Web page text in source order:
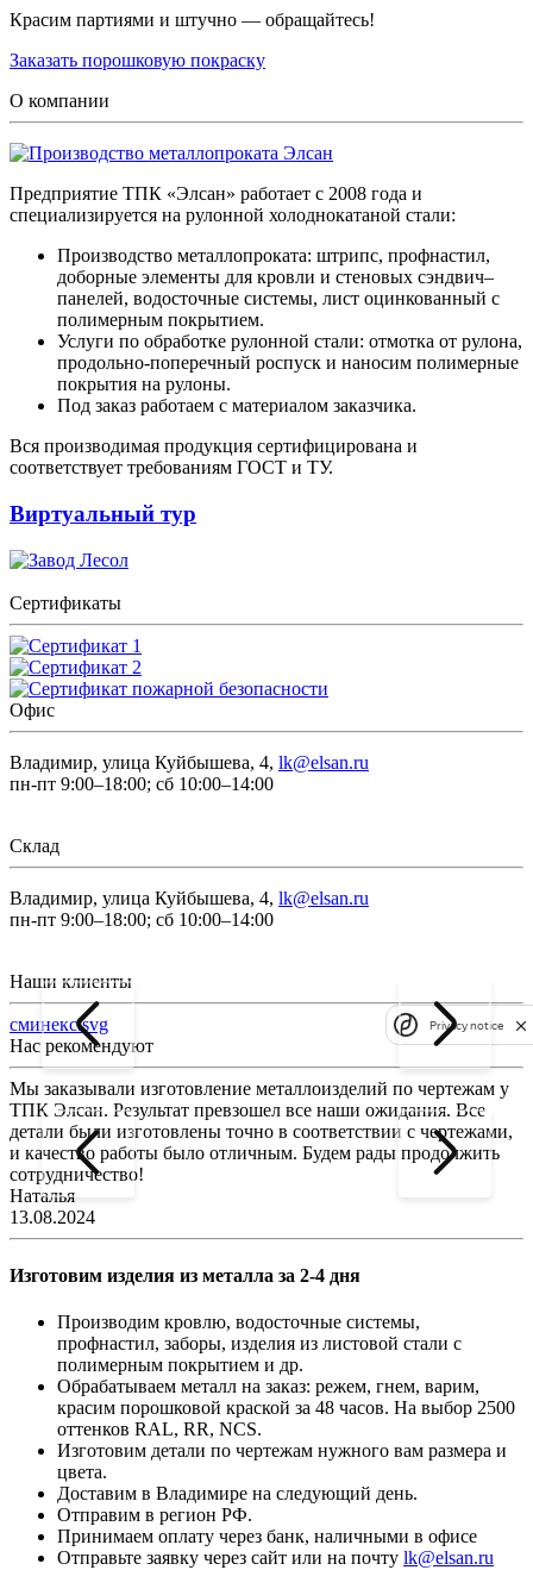
Красим партиями и штучно — обращайтесь!
Заказать порошковую покраску
О компании
Предприятие ТПК «Элсан» работает с 2008 года и
специализируется на рулонной холоднокатаной стали:
Производство металлопроката: штрипс, профнастил,
доборные элементы для кровли и стеновых сэндвич–
панелей, водосточные системы, лист оцинкованный с
полимерным покрытием.
Услуги по обработке рулонной стали: отмотка от рулона,
продольно-поперечный роспуск и наносим полимерные
покрытия на рулоны.
Под заказ работаем с материалом заказчика.
Вся производимая продукция сертифицирована и
соответствует требованиям ГОСТ и ТУ.
Виртуальный тур
Сертификаты
Офис
Владимир, улица Куйбышева, 4, lk@elsan.ru
пн-пт 9:00–18:00; сб 10:00–14:00
Склад
Владимир, улица Куйбышева, 4, lk@elsan.ru
пн-пт 9:00–18:00; сб 10:00–14:00
Наши клиенты
сминекс.svg
Нас рекомендуют
Мы заказывали изготовление металлоизделий по чертежам у
ТПК Элсан. Результат превзошел все наши ожидания. Все
детали были изготовлены точно в соответствии с чертежами,
и качество работы было отличным. Будем рады продолжить
сотрудничество!
Наталья
13.08.2024
Изготовим изделия из металла за 2-4 дня
Производим кровлю, водосточные системы,
профнастил, заборы, изделия из листовой стали с
полимерным покрытием и др.
Обрабатываем металл на заказ: режем, гнем, варим,
красим порошковой краской за 48 часов. На выбор 2500
оттенков RAL, RR, NCS.
Изготовим детали по чертежам нужного вам размера и
цвета.
Доставим в Владимире на следующий день.
Отправим в регион РФ.
Принимаем оплату через банк, наличными в офисе
Отправьте заявку через сайт или на почту lk@elsan.ru
Privacy notice